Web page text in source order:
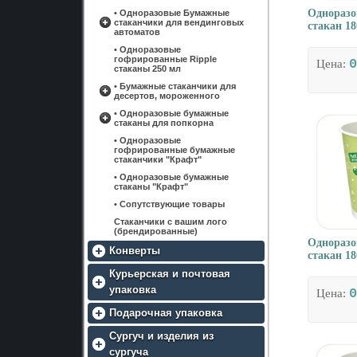
• Одноразовые Бумажные
стаканчики для вендинговых
автоматов
• Одноразовые бумажные
стаканы 195 мл
стаканы 213 мл
• Одноразовые
гофрированные Ripple
стаканы 250 мл
• Бумажные стаканчики для
десертов, мороженного
• Одноразовые бумажные
стаканы 286 мл
• Одноразовые бумажные
стаканы для попкорна
• Одноразовые бумажные
стаканы 500 мл
• Одноразовые бумажные
стаканы 1000 мл
• Одноразовые
гофрированные бумажные
стаканчики "Крафт"
• Одноразовые бумажные
стаканы "Крафт"
• Сопутствующие товары
Стаканчики с вашим лого
(брендированные)
Конверты
Конверты из крафт бумаги
Крафт конверты С4
треугольный клапан
Крафт конверты С5
треугольный клапан
Крафт конверты С6
треугольный клапан
Конверты из кальки
Конверты из мелованной
бумаги
Конверты мелованные С6 с
треугольным клапаном
Бархатные конверты
Курьерская и почтовая
упаковка
Четырехклапанные
гофроящики и гофрокороба
• Курьерские и почтовые
пакеты с расширением
Подарочная упаковка
• Упаковочная крафт бумага
• Декоративный шпагат
Сургуч и изделия из
сургуча
стакан
Цена:
стакан
Цена: